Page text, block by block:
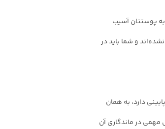
پوستتان آسیب
و شما باید در
دارد، به همان
در ماندگاری آن